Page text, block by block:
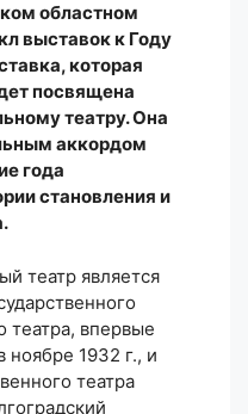
областном
выставок к Году
которая
посвящена
театру. Она
аккордом
года
становления и
театр является
театра, впервые
ноябре 1932 г., и
театра